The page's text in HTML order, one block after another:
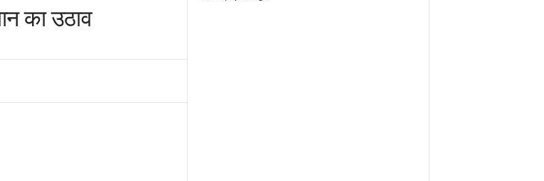
का उठाव